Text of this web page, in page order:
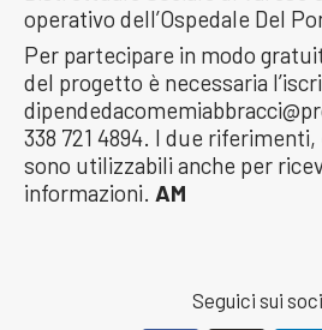
operativo dell’Ospedale Del
Per partecipare in modo
del progetto è necessaria
338 721 4894. I due
sono utilizzabili anche per
informazioni. AM
Seguici sui